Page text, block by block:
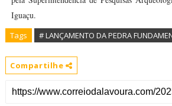
Iguaçu.
Tags # LANÇAMENTO DA PEDRA
Compartilhe